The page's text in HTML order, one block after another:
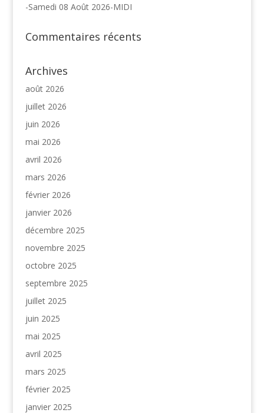
-Samedi 08 Août 2026-MIDI
Commentaires récents
Archives
août 2026
juillet 2026
juin 2026
mai 2026
avril 2026
mars 2026
février 2026
janvier 2026
décembre 2025
novembre 2025
octobre 2025
septembre 2025
juillet 2025
juin 2025
mai 2025
avril 2025
mars 2025
février 2025
janvier 2025